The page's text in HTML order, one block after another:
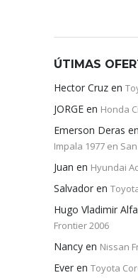
ÚTIMAS
Hector Cruz en
JORGE en Honda
Emerson Deras en
Impala 1977 en
Juan en Hyundai
Salvador en
Hugo Vladimir
Frontier 2006
Nancy en Nissan
Ever en Toyota